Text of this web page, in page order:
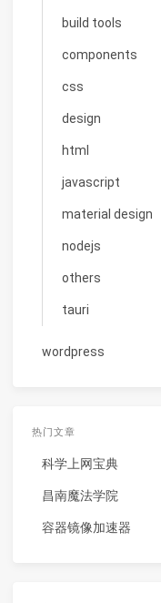
build tools
components
css
design
html
javascript
material design
nodejs
others
tauri
wordpress
热门文章
科学上网宝典
昌南魔法学院
容器镜像加速器